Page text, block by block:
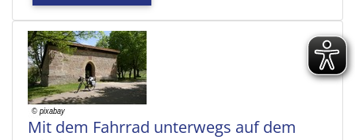
Mit dem Fahrrad unterwegs auf dem